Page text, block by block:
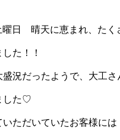
日 晴天に恵まれ、たく
た！！
況だったようで、大工
した♡
ただいていたお客様には